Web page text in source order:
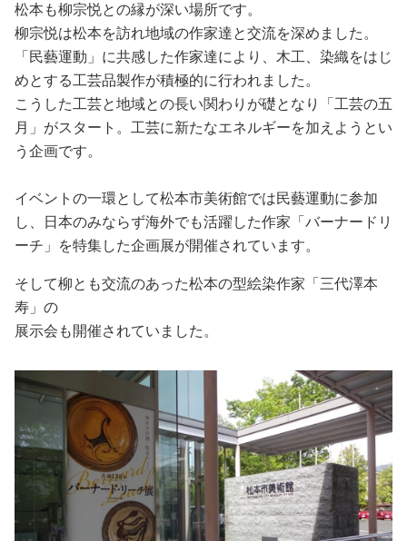
松本も柳宗悦との縁が深い場所です。
柳宗悦は松本を訪れ地域の作家達と交流を深めました。
「民藝運動」に共感した作家達により、木工、染織をはじ
めとする工芸品製作が積極的に行われました。
こうした工芸と地域との長い関わりが礎となり「工芸の五
月」がスタート。工芸に新たなエネルギーを加えようとい
う企画です。
イベントの一環として松本市美術館では民藝運動に参加
し、日本のみならず海外でも活躍した作家「バーナードリ
ーチ」を特集した企画展が開催されています。
そして柳とも交流のあった松本の型絵染作家「三代澤本
寿」の
展示会も開催されていました。